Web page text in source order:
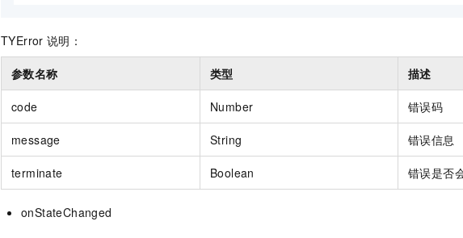
TYError 说明：
参数名称 类型 描述
code Number 错误码
message String 错误信息
terminate Boolean 错误是否
onStateChanged